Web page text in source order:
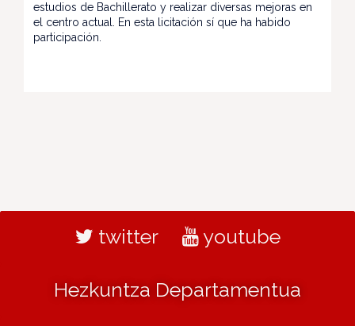
estudios de Bachillerato y realizar diversas mejoras en
el centro actual. En esta licitación sí que ha habido
participación.
twitter youtube
Hezkuntza Departamentua